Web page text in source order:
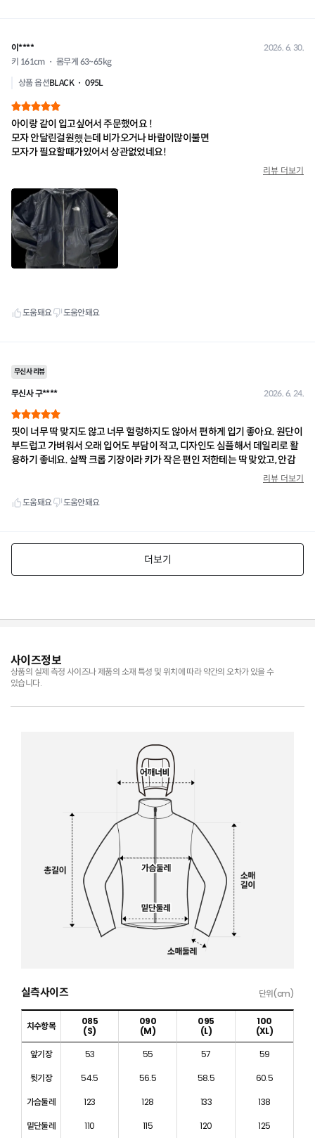
사이즈정보
상품의 실제 측정 사이즈나 제품의 소재 특성 및 위치에 따라 약간의 오차가 있을 수
있습니다.
실측사이즈 단위(cm)
치수항목
085
(S)
090
(M)
095
(L)
100
(XL)
앞기장
53 55 57
59
뒷기장
54.5 56.5 58.5
60.5
가슴둘레
123 128 133
138
밑단둘레
110 115 120 125